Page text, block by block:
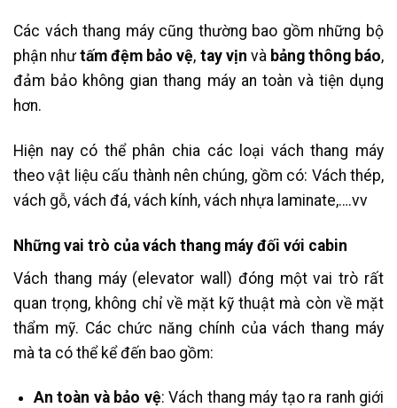
Các vách thang máy cũng thường bao gồm những bộ
phận nhưtấm đệm bảo vệ, tay vịn và bảng thông báo,
đảm bảo không gian thang máy an toàn và tiện dụng
hơn.
Hiện nay có thể phân chia các loại vách thang máy
theo vật liệu cấu thành nên chúng, gồm có: Vách thép,
vách gỗ, vách đá, vách kính, vách nhựa laminate,….vv
Những vai trò của vách thang máy đối với cabin
Vách thang máy (elevator wall) đóng một vai trò rất
quan trọng, không chỉ về mặt kỹ thuật mà còn về mặt
thẩm mỹ. Các chức năng chính của vách thang máy
mà ta có thể kể đến bao gồm:
An toàn và bảo vệ: Vách thang máy tạo ra ranh giới